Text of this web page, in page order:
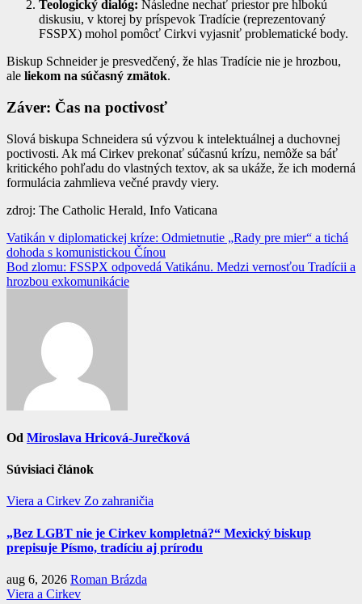
Teologický dialóg: Následne nechať priestor pre hlbokú
diskusiu, v ktorej by príspevok Tradície (reprezentovaný
FSSPX) mohol pomôcť Cirkvi vyjasniť problematické body.
Biskup Schneider je presvedčený, že hlas Tradície nie je hrozbou,
ale liekom na súčasný zmätok.
Záver: Čas na poctivosť
Slová biskupa Schneidera sú výzvou k intelektuálnej a duchovnej
poctivosti. Ak má Cirkev prekonať súčasnú krízu, nemôže sa báť
kritického pohľadu do vlastných textov, ak sa ukáže, že ich moderná
formulácia zahmlieva večné pravdy viery.
zdroj: The Catholic Herald, Info Vaticana
Navigácia
v
článku
Vatikán v diplomatickej kríze: Odmietnutie „Rady pre mier“ a tichá
dohoda s komunistickou Čínou
Bod zlomu: FSSPX odpovedá Vatikánu. Medzi vernosťou Tradícii a
hrozbou exkomunikácie
Od Miroslava Hricová-Jurečková
Súvisiaci článok
Viera a Cirkev Zo zahraničia
„Bez LGBT nie je Cirkev kompletná?“ Mexický biskup
prepisuje Písmo, tradíciu aj prírodu
aug 6, 2026 Roman Brázda
Viera a Cirkev